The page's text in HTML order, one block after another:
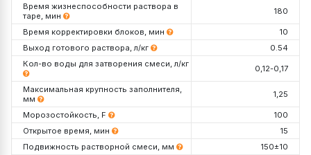
Время жизнеспособности раствора в
таре, мин
180
Время корректировки блоков, мин
10
Выход готового раствора, л/кг
0.54
Кол-во воды для затворения смеси, л/кг
0,12-0,17
Максимальная крупность заполнителя,
мм
1,25
Морозостойкость, F
100
Открытое время, мин
15
Подвижность растворной смеси, мм
150±10